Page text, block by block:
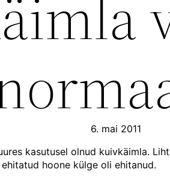
6. mai 2011
kasutusel olnud kuivkäimla.
hoone külge oli ehitanud.